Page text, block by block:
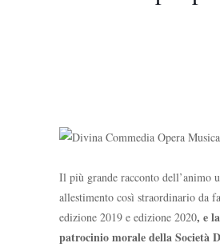
Il più grande racconto dell’animo
allestimento così straordinario da
edizione 2019 e edizione 2020, e
patrocinio morale della Società